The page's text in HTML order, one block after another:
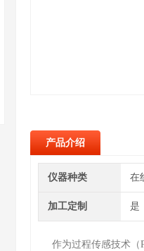
产品介绍
仪器种类 在
加工定制 是
作为过程传感技术（